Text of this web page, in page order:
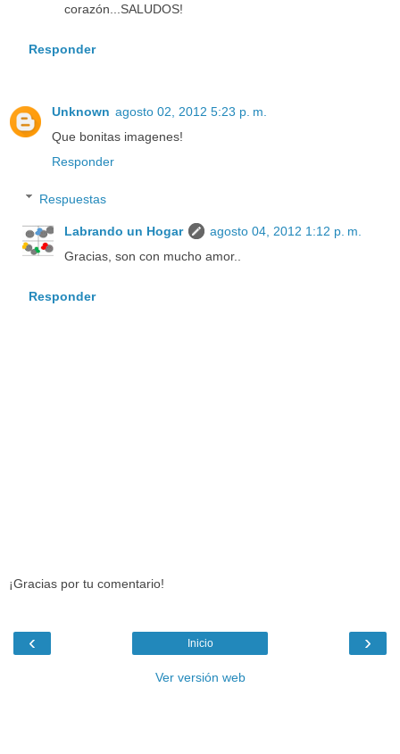
corazón...SALUDOS!
Responder
Unknown agosto 02, 2012 5:23 p. m.
Que bonitas imagenes!
Responder
Respuestas
Labrando un Hogar
agosto 04, 2012 1:12 p. m.
Gracias, son con mucho amor..
Responder
¡Gracias por tu comentario!
‹ ›
Inicio
Ver versión web